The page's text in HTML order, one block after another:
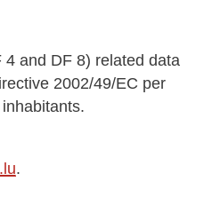
and DF 8) related data
2002/49/EC per
.